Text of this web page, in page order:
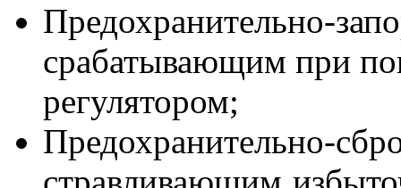
Предохранительно-
срабатывающим при
регулятором;
Предохранительно-